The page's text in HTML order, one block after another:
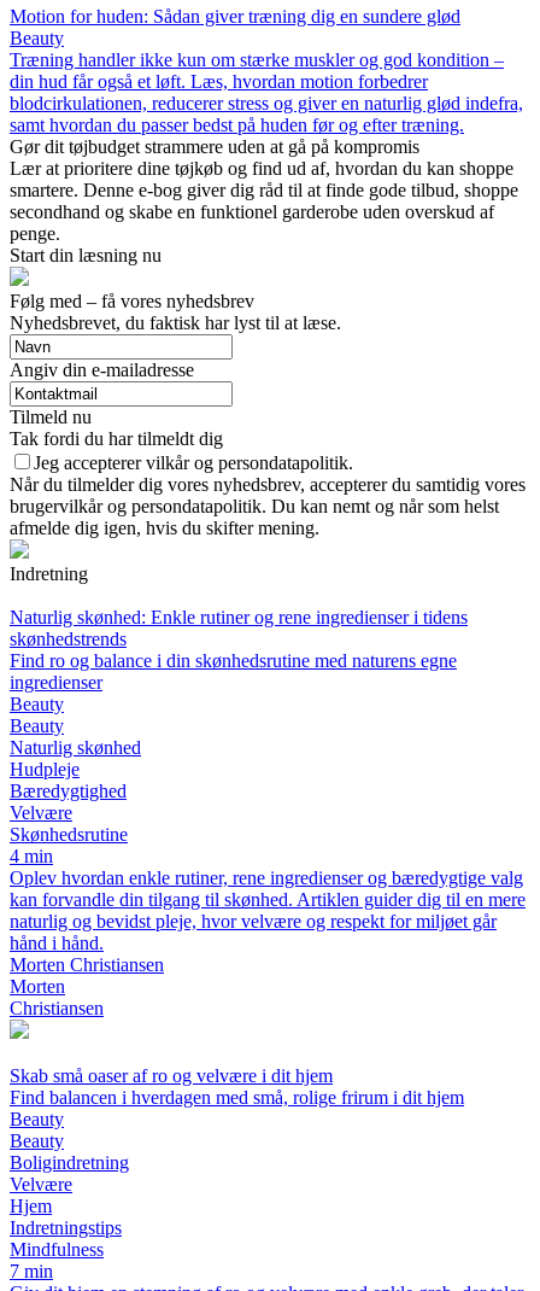
Motion for huden: Sådan giver træning dig en sundere glød
Beauty
Træning handler ikke kun om stærke muskler og god kondition –
din hud får også et løft. Læs, hvordan motion forbedrer
blodcirkulationen, reducerer stress og giver en naturlig glød indefra,
samt hvordan du passer bedst på huden før og efter træning.
Gør dit tøjbudget strammere uden at gå på kompromis
Lær at prioritere dine tøjkøb og find ud af, hvordan du kan shoppe
smartere. Denne e-bog giver dig råd til at finde gode tilbud, shoppe
secondhand og skabe en funktionel garderobe uden overskud af
penge.
Start din læsning nu
Følg med – få vores nyhedsbrev
Nyhedsbrevet, du faktisk har lyst til at læse.
Angiv din e-mailadresse
Tilmeld nu
Tak fordi du har tilmeldt dig
Jeg accepterer vilkår og persondatapolitik.
Når du tilmelder dig vores nyhedsbrev, accepterer du samtidig vores
brugervilkår og persondatapolitik. Du kan nemt og når som helst
afmelde dig igen, hvis du skifter mening.
Indretning
Naturlig skønhed: Enkle rutiner og rene ingredienser i tidens
skønhedstrends
Find ro og balance i din skønhedsrutine med naturens egne
ingredienser
Beauty
Beauty
Naturlig skønhed
Hudpleje
Bæredygtighed
Velvære
Skønhedsrutine
4 min
Oplev hvordan enkle rutiner, rene ingredienser og bæredygtige valg
kan forvandle din tilgang til skønhed. Artiklen guider dig til en mere
naturlig og bevidst pleje, hvor velvære og respekt for miljøet går
hånd i hånd.
Morten Christiansen
Morten
Christiansen
Skab små oaser af ro og velvære i dit hjem
Find balancen i hverdagen med små, rolige frirum i dit hjem
Beauty
Beauty
Boligindretning
Velvære
Hjem
Indretningstips
Mindfulness
7 min